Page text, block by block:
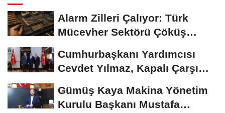
Alarm Zilleri Çalıyor: Türk
Mücevher Sektörü Çöküş
Cumhurbaşkanı Yardımcısı
Cevdet Yılmaz, Kapalı Çarşı
Gümüş Kaya Makina Yönetim
Kurulu Başkanı Mustafa